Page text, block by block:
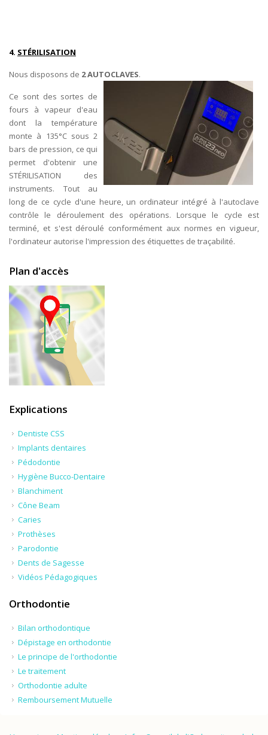
4. STÉRILISATION
Nous disposons de 2 AUTOCLAVES.
Ce sont des sortes de
fours à vapeur d'eau
dont la température
monte à 135°C sous 2
bars de pression, ce qui
permet d'obtenir une
STÉRILISATION des
instruments. Tout au
long de ce cycle d'une heure, un ordinateur intégré à l'autoclave
contrôle le déroulement des opérations. Lorsque le cycle est
terminé, et s'est déroulé conformément aux normes en vigueur,
l'ordinateur autorise l'impression des étiquettes de traçabilité.
Plan d'accès
Explications
Dentiste CSS
Implants dentaires
Pédodontie
Hygiène Bucco-Dentaire
Blanchiment
Cône Beam
Caries
Prothèses
Parodontie
Dents de Sagesse
Vidéos Pédagogiques
Orthodontie
Bilan orthodontique
Dépistage en orthodontie
Le principe de l'orthodontie
Le traitement
Orthodontie adulte
Remboursement Mutuelle